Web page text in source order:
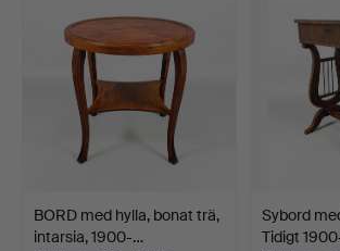
BORD med hylla, bonat trä,
intarsia, 1900-…
Sybord
Tidigt